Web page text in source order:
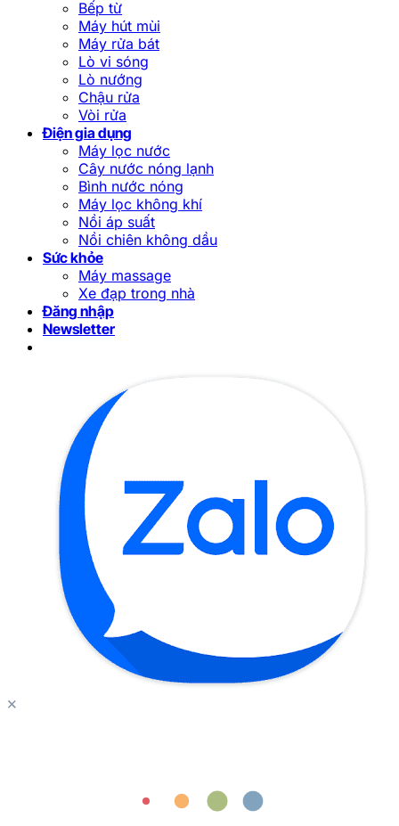
Bếp từ
Máy hút mùi
Máy rửa bát
Lò vi sóng
Lò nướng
Chậu rửa
Vòi rửa
Điện gia dụng
Máy lọc nước
Cây nước nóng lạnh
Bình nước nóng
Máy lọc không khí
Nồi áp suất
Nồi chiên không dầu
Sức khỏe
Máy massage
Xe đạp trong nhà
Đăng nhập
Newsletter